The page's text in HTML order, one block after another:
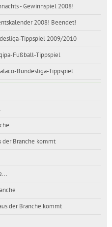
- Gewinnspiel 2008!
2008! Beendet!
Tippspiel 2009/2010
Fußball-Tippspiel
Bundesliga-Tippspiel
der Branche kommt
der Branche kommt